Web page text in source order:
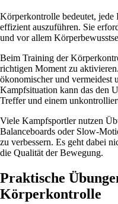
Körperkontrolle bedeutet, jede
effizient auszuführen. Sie
und vor allem
Beim Training der
richtigen Moment zu
ökonomischer und vermeidest
Kampfsituation kann das den
Treffer und einem
Viele Kampfsportler nutzen
Balanceboards oder Slow-
zu verbessern. Es geht dabei
die Qualität der Bewegung.
Praktische
Körperkontrolle